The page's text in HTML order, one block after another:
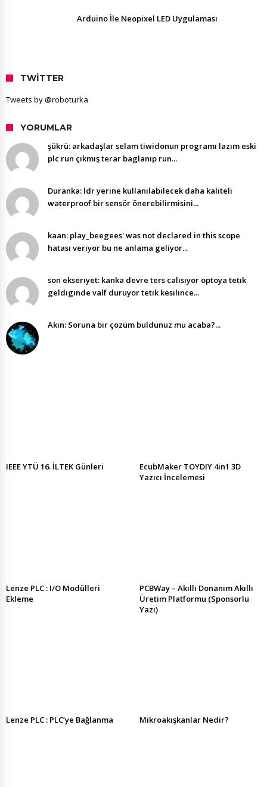
Arduino İle Neopixel LED Uygulaması
TWITTER
Tweets by @roboturka
YORUMLAR
şükrü: arkadaşlar selam tiwidonun programı lazım eski
plc run çıkmış terar baglanıp run...
Duranka: ldr yerine kullanılabilecek daha kaliteli
waterproof bir sensör önerebilirmisini...
kaan: play_beegees' was not declared in this scope
hatası veriyor bu ne anlama geliyor...
son ekserıyet: kanka devre ters calısıyor optoya tetık
geldıgınde valf duruyor tetık kesılınce...
Akın: Soruna bir çözüm buldunuz mu acaba?...
IEEE YTÜ 16. İLTEK Günleri
EcubMaker TOYDIY 4in1 3D
Yazıcı İncelemesi
Lenze PLC : I/O Modülleri
Ekleme
PCBWay – Akıllı Donanım Akıllı
Üretim Platformu (Sponsorlu
Yazı)
Lenze PLC : PLC’ye Bağlanma Mikroakışkanlar Nedir?